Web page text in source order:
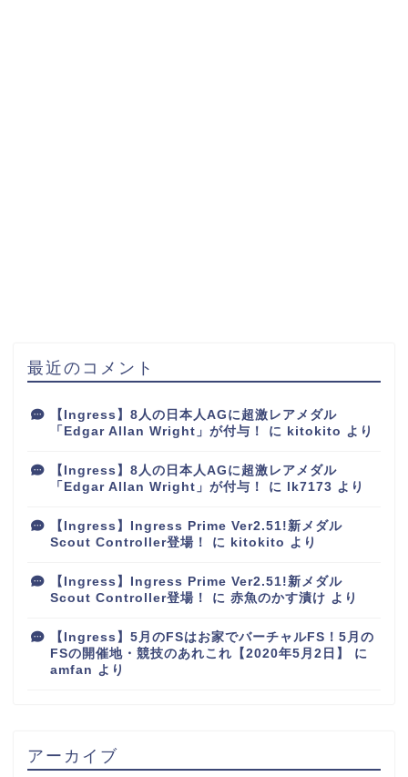
最近のコメント
【Ingress】8人の日本人AGに超激レアメダル
「Edgar Allan Wright」が付与！
に kitokito より
【Ingress】8人の日本人AGに超激レアメダル
「Edgar Allan Wright」が付与！
に lk7173 より
【Ingress】Ingress Prime Ver2.51!新メダル
Scout Controller登場！
に kitokito より
【Ingress】Ingress Prime Ver2.51!新メダル
Scout Controller登場！
に 赤魚のかす漬け より
【Ingress】5月のFSはお家でバーチャルFS！5月の
FSの開催地・競技のあれこれ【2020年5月2日】
に
amfan より
アーカイブ